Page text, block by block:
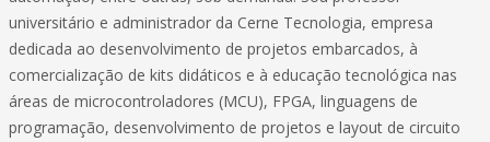
universitário e administrador da Cerne Tecnologia, empresa
dedicada ao desenvolvimento de projetos embarcados, à
comercialização de kits didáticos e à educação tecnológica nas
áreas de microcontroladores (MCU), FPGA, linguagens de
programação, desenvolvimento de projetos e layout de circuito